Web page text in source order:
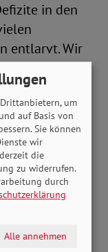
in den
entlarvt. Wir
unsere
an.“
jetzt in
hatte der
können,
Wahlkampf
die
wieder
um
auf Basis von
Sie können
wir
die
zu widerrufen.
durch
Alle annehmen